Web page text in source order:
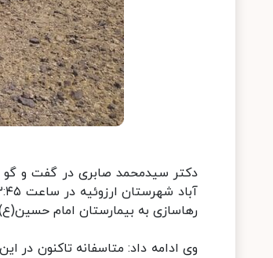
دکتر سیدمحمد صابری در گفت و گو
رهاسازی به بیمارستان امام